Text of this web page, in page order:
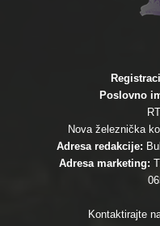
Poslovno
Nova železnička
Adresa redakcije:
Adresa marketing:
Kontaktirajte